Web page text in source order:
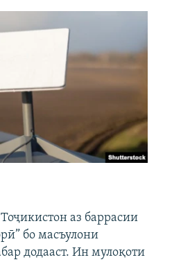
аз баррасии
бо масъулони
додааст. Ин мулоқоти